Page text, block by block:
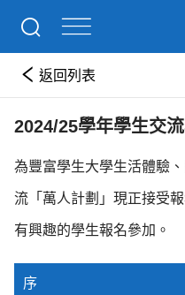
返回列表
2024/25學年學生交
為豐富學生大學生活體驗
流「萬人計劃」現正接受
有興趣的學生報名參加。
序